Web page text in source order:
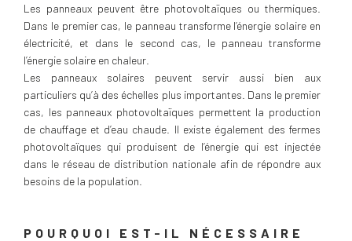
Les panneaux peuvent être photovoltaïques ou thermiques.
Dans le premier cas, le panneau transforme l’énergie solaire en
électricité, et dans le second cas, le panneau transforme
l’énergie solaire en chaleur.
Les panneaux solaires peuvent servir aussi bien aux
particuliers qu’à des échelles plus importantes. Dans le premier
cas, les panneaux photovoltaïques permettent la production
de chauffage et d’eau chaude. Il existe également des fermes
photovoltaïques qui produisent de l’énergie qui est injectée
dans le réseau de distribution nationale afin de répondre aux
besoins de la population.
POURQUOI EST-IL NÉCESSAIRE